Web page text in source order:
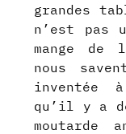
grandes
n’est pas
mange de
nous
inventée
qu’il y a
moutarde